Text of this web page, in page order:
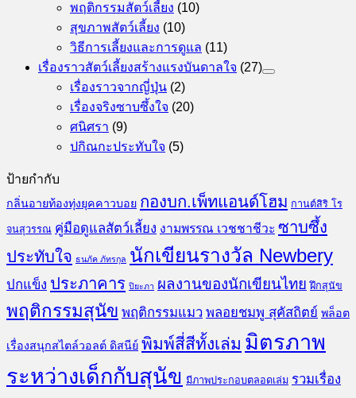
พฤติกรรมสัตว์เลี้ยง (10)
สุขภาพสัตว์เลี้ยง (10)
วิธีการเลี้ยงและการดูแล (11)
เรื่องราวสัตว์เลี้ยงสร้างแรงบันดาลใจ (27)
เรื่องราวจากญี่ปุ่น (2)
เรื่องจริงซาบซึ้งใจ (20)
ศนิศรา (9)
ปกิณกะประทับใจ (5)
ป้ายกำกับ
กลิ่นอายท้องทุ่งยุคคาวบอย กองบก.เพ็ทแอนด์โฮม กานต์สิริ โร
จนสุวรรณ คู่มือดูแลสัตว์เลี้ยง งามพรรณ เวชชาชีวะ ซาบซึ้ง
ประทับใจ ธนภัค ภัทรกุล นักเขียนรางวัล Newbery
ปกแข็ง ประภาคาร ปิยะภา ผลงานของนักเขียนไทย ฝึกสุนัข
พฤติกรรมสุนัข พฤติกรรมแมว พลอยชมพู สุคัสถิตย์ พล็อต
เรื่องสนุกสไตล์วอลต์ ดิสนีย์ พิมพ์สี่สีทั้งเล่ม มิตรภาพ
ระหว่างเด็กกับสุนัข มีภาพประกอบตลอดเล่ม รวมเรื่อง